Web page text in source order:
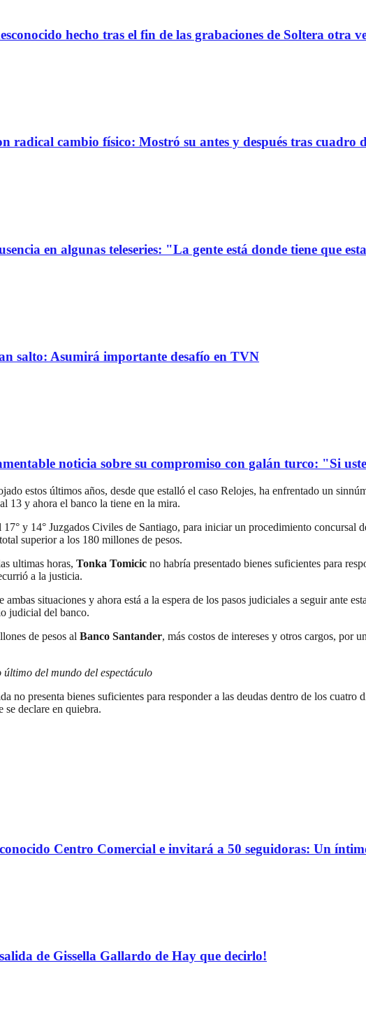
hecho tras el fin de las grabaciones de Soltera otra
cambio físico: Mostró su antes y después tras cuadro
en algunas teleseries: "La gente está donde tiene que
salto: Asumirá importante desafío en TVN
noticia sobre su compromiso con galán turco: "Si
estos últimos años, desde que estalló el caso Relojes, ha enfrentado un
13 y ahora el banco la tiene en la mira.
17° y 14° Juzgados Civiles de Santiago, para iniciar un procedimiento
superior a los 180 millones de pesos.
ultimas horas, Tonka Tomicic no habría presentado bienes suficientes para
a la justicia.
situaciones y ahora está a la espera de los pasos judiciales a seguir ante
judicial del banco.
de pesos al Banco Santander, más costos de intereses y otros cargos, por
del mundo del espectáculo
no presenta bienes suficientes para responder a las deudas dentro de los cuatro
declare en quiebra.
Centro Comercial e invitará a 50 seguidoras: Un
de Gissella Gallardo de Hay que decirlo!